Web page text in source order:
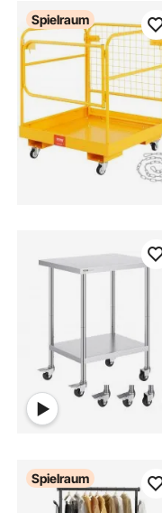
Spielraum
Spielraum